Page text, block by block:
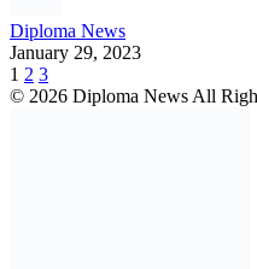
Diploma News
January 29, 2023
1 2 3
© 2026 Diploma News All